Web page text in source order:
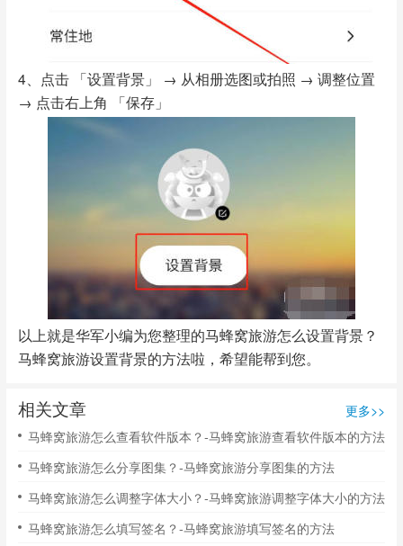
4、点击 「设置背景」 → 从相册选图或拍照 → 调整位置
→ 点击右上角 「保存」
以上就是华军小编为您整理的马蜂窝旅游怎么设置背景？
马蜂窝旅游设置背景的方法啦，希望能帮到您。
相关文章
更多>>
马蜂窝旅游怎么查看软件版本？-马蜂窝旅游查看软件版本的方法
马蜂窝旅游怎么分享图集？-马蜂窝旅游分享图集的方法
马蜂窝旅游怎么调整字体大小？-马蜂窝旅游调整字体大小的方法
马蜂窝旅游怎么填写签名？-马蜂窝旅游填写签名的方法